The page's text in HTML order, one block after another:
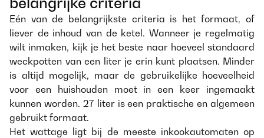
Eén van de belangrijkste criteria is het formaat, of
liever de inhoud van de ketel. Wanneer je regelmatig
wilt inmaken, kijk je het beste naar hoeveel standaard
weckpotten van een liter je erin kunt plaatsen. Minder
is altijd mogelijk, maar de gebruikelijke hoeveelheid
voor een huishouden moet in een keer ingemaakt
kunnen worden. 27 liter is een praktische en algemeen
gebruikt formaat.
Het wattage ligt bij de meeste inkookautomaten op